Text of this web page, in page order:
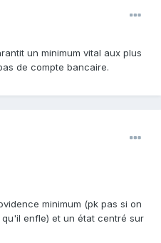
un minimum vital aux plus
de compte bancaire.
minimum (pk pas si on
enfle) et un état centré sur